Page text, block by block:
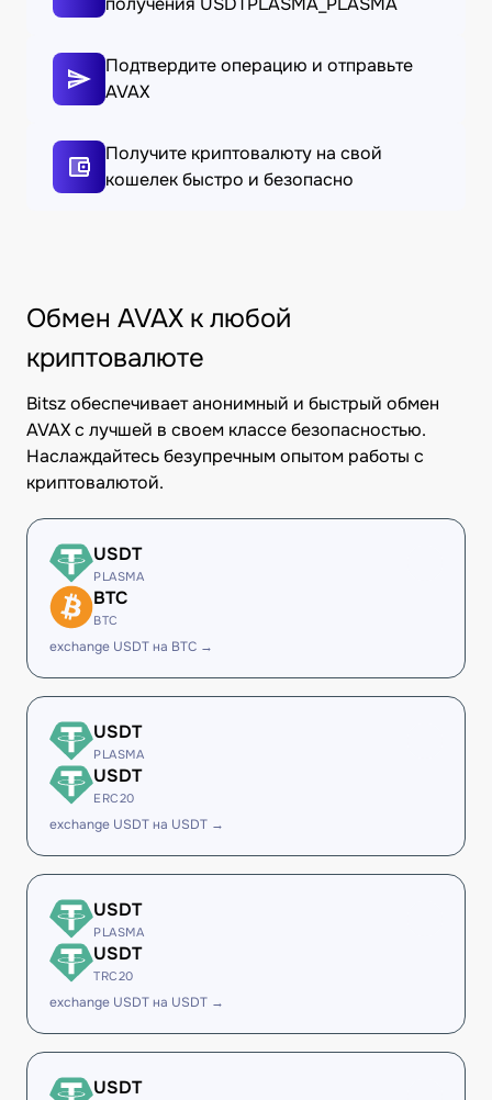
Подтвердите операцию и отправьте
AVAX
Получите криптовалюту на свой
кошелек быстро и безопасно
Обмен AVAX к любой
криптовалюте
Bitsz обеспечивает анонимный и быстрый обмен
AVAX с лучшей в своем классе безопасностью.
Наслаждайтесь безупречным опытом работы с
криптовалютой.
USDT
PLASMA
BTC
BTC
exchange USDT на BTC →
USDT
PLASMA
USDT
ERC20
exchange USDT на USDT →
USDT
PLASMA
USDT
TRC20
exchange USDT на USDT →
USDT